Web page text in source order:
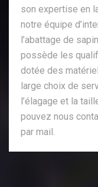
son expertise en
notre équipe
l’abattage de
possède les
dotée des
large choix de
l’élagage et la
pouvez nous
par mail.